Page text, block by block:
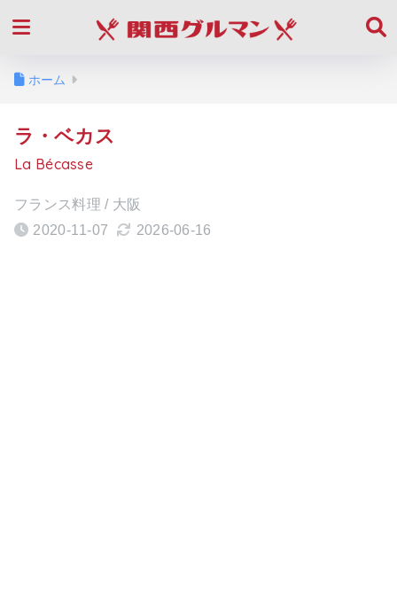
ホーム
ラ・ベカス
La Bécasse
フランス料理 / 大阪
2020-11-07
2026-06-16